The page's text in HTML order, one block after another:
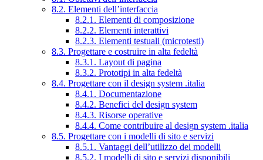
8.2. Elementi dell’interfaccia
8.2.1. Elementi di composizione
8.2.2. Elementi interattivi
8.2.3. Elementi testuali (microtesti)
8.3. Progettare e costruire in alta fedeltà
8.3.1. Layout di pagina
8.3.2. Prototipi in alta fedeltà
8.4. Progettare con il design system .italia
8.4.1. Documentazione
8.4.2. Benefici del design system
8.4.3. Risorse operative
8.4.4. Come contribuire al design system .italia
8.5. Progettare con i modelli di sito e servizi
8.5.1. Vantaggi dell’utilizzo dei modelli
8.5.2. I modelli di sito e servizi disponibili